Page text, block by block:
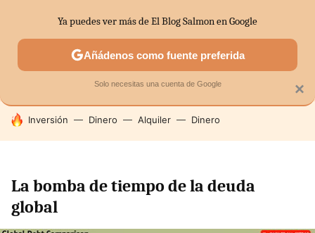
SECTORES ECONOMÍA DOMÉSTICA MERCADOS
HOY SE HABLA DE
Inversión Dinero Alquiler Dinero
La bomba de tiempo de la deuda
global
×
Ya puedes ver más de El Blog Salmon en Google
Añádenos como fuente preferida
Solo necesitas una cuenta de Google